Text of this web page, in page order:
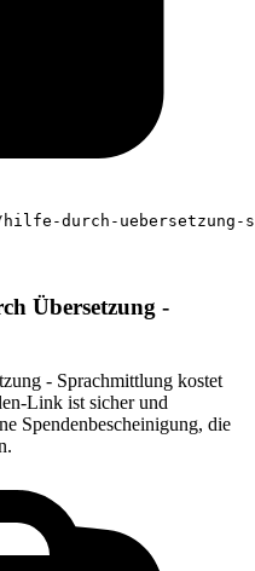
durch-uebersetzung-
Übersetzung -
- Sprachmittlung kostet
Link ist sicher und
Spendenbescheinigung, die